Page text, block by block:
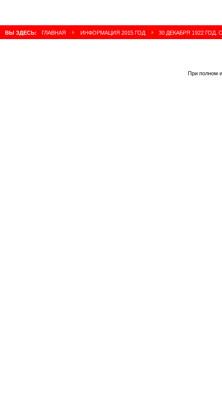
ВЫ ЗДЕСЬ: ГЛАВНАЯ ИНФОРМАЦИЯ 2015 ГОД 30 ДЕКАБРЯ 1922
При полном